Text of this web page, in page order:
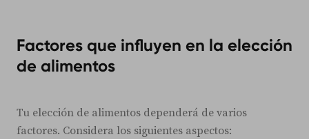
Factores que influyen en la elección
de alimentos
Tu elección de alimentos dependerá de varios
factores. Considera los siguientes aspectos: